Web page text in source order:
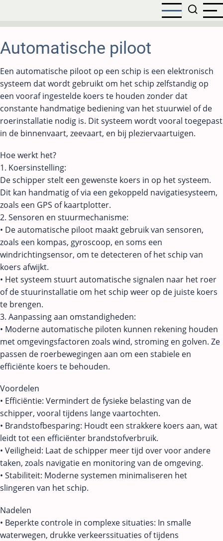
de
inhoud
gaan
Automatische piloot
Een automatische piloot op een schip is een elektronisch
systeem dat wordt gebruikt om het schip zelfstandig op
een vooraf ingestelde koers te houden zonder dat
constante handmatige bediening van het stuurwiel of de
roerinstallatie nodig is. Dit systeem wordt vooral toegepast
in de binnenvaart, zeevaart, en bij pleziervaartuigen.
Hoe werkt het?
1. Koersinstelling:
De schipper stelt een gewenste koers in op het systeem.
Dit kan handmatig of via een gekoppeld navigatiesysteem,
zoals een GPS of kaartplotter.
2. Sensoren en stuurmechanisme:
• De automatische piloot maakt gebruik van sensoren,
zoals een kompas, gyroscoop, en soms een
windrichtingsensor, om te detecteren of het schip van
koers afwijkt.
• Het systeem stuurt automatische signalen naar het roer
of de stuurinstallatie om het schip weer op de juiste koers
te brengen.
3. Aanpassing aan omstandigheden:
• Moderne automatische piloten kunnen rekening houden
met omgevingsfactoren zoals wind, stroming en golven. Ze
passen de roerbewegingen aan om een stabiele en
efficiënte koers te behouden.
Voordelen
• Efficiëntie: Vermindert de fysieke belasting van de
schipper, vooral tijdens lange vaartochten.
• Brandstofbesparing: Houdt een strakkere koers aan, wat
leidt tot een efficiënter brandstofverbruik.
• Veiligheid: Laat de schipper meer tijd over voor andere
taken, zoals navigatie en monitoring van de omgeving.
• Stabiliteit: Moderne systemen minimaliseren het
slingeren van het schip.
Nadelen
• Beperkte controle in complexe situaties: In smalle
waterwegen, drukke verkeerssituaties of tijdens